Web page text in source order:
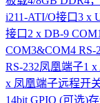
i211-ATI/O接口3 x
接口2 x DB-9
COM3&COM4 RS-
RS-232凤凰端子1
x 凤凰端子远程开
14bit GPIO (可选)